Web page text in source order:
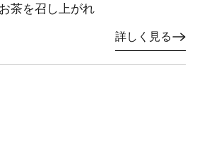
茶を召し上がれ
詳しく見る